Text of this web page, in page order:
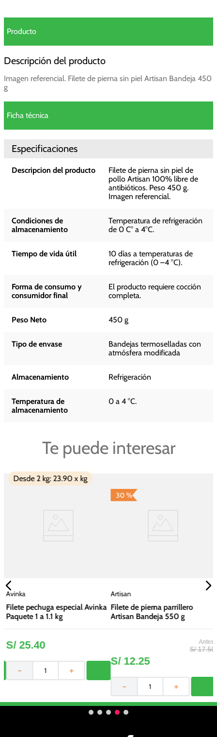
Producto
Descripción del producto
Imagen referencial. Filete de pierna sin piel Artisan Bandeja 450
g
Ficha técnica
Especificaciones
Descripcion del producto
Filete de pierna sin piel de
pollo Artisan 100% libre de
antibióticos. Peso 450 g.
Imagen referencial.
Condiciones de
almacenamiento
Temperatura de refrigeración
de 0 C° a 4°C.
Tiempo de vida útil
10 días a temperaturas de
refrigeración (0 –4 °C).
Forma de consumo y
consumidor final
El producto requiere cocción
completa.
Peso Neto 450 g
Tipo de envase
Bandejas termoselladas con
atmósfera modificada
Almacenamiento Refrigeración
Temperatura de
almacenamiento
0 a 4 °C.
Te puede interesar
Desde 2 kg: 23.90 x kg
Avinka
Filete pechuga especial Avinka
Paquete 1 a 1.1 kg
S/ 25.40
＋
－
30 %
Artisan
Filete de pierna parrillero
Artisan Bandeja 550 g
S/ 17.50
S/ 12.25
＋
－